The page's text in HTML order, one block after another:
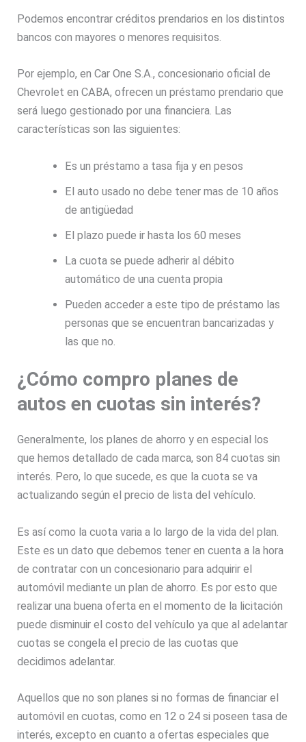
Podemos encontrar créditos prendarios en los distintos
bancos con mayores o menores requisitos.
Por ejemplo, en Car One S.A., concesionario oficial de
Chevrolet en CABA, ofrecen un préstamo prendario que
será luego gestionado por una financiera. Las
características son las siguientes:
Es un préstamo a tasa fija y en pesos
El auto usado no debe tener mas de 10 años
de antigüedad
El plazo puede ir hasta los 60 meses
La cuota se puede adherir al débito
automático de una cuenta propia
Pueden acceder a este tipo de préstamo las
personas que se encuentran bancarizadas y
las que no.
¿Cómo compro planes de
autos en cuotas sin interés?
Generalmente, los planes de ahorro y en especial los
que hemos detallado de cada marca, son 84 cuotas sin
interés. Pero, lo que sucede, es que la cuota se va
actualizando según el precio de lista del vehículo.
Es así como la cuota varia a lo largo de la vida del plan.
Este es un dato que debemos tener en cuenta a la hora
de contratar con un concesionario para adquirir el
automóvil mediante un plan de ahorro. Es por esto que
realizar una buena oferta en el momento de la licitación
puede disminuir el costo del vehículo ya que al adelantar
cuotas se congela el precio de las cuotas que
decidimos adelantar.
Aquellos que no son planes si no formas de financiar el
automóvil en cuotas, como en 12 o 24 si poseen tasa de
interés, excepto en cuanto a ofertas especiales que